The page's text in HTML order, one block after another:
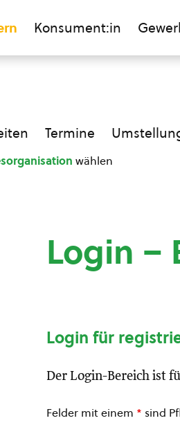
Konsument:in
Termine
wählen
Login –
Login für
Der Login-Bereich ist
Felder mit einem * sind